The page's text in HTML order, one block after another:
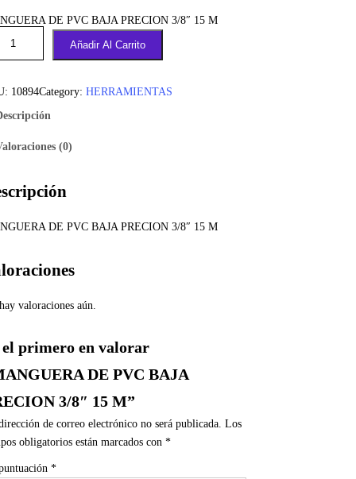
DE PVC BAJA PRECION 3/8″ 15 M
Añadir Al Carrito
10894Category: HERRAMIENTAS
(0)
DE PVC BAJA PRECION 3/8″ 15 M
valoraciones aún.
el primero en valorar
DE PVC BAJA
3/8″ 15 M”
de correo electrónico no será publicada. Los
obligatorios están marcados con *
*